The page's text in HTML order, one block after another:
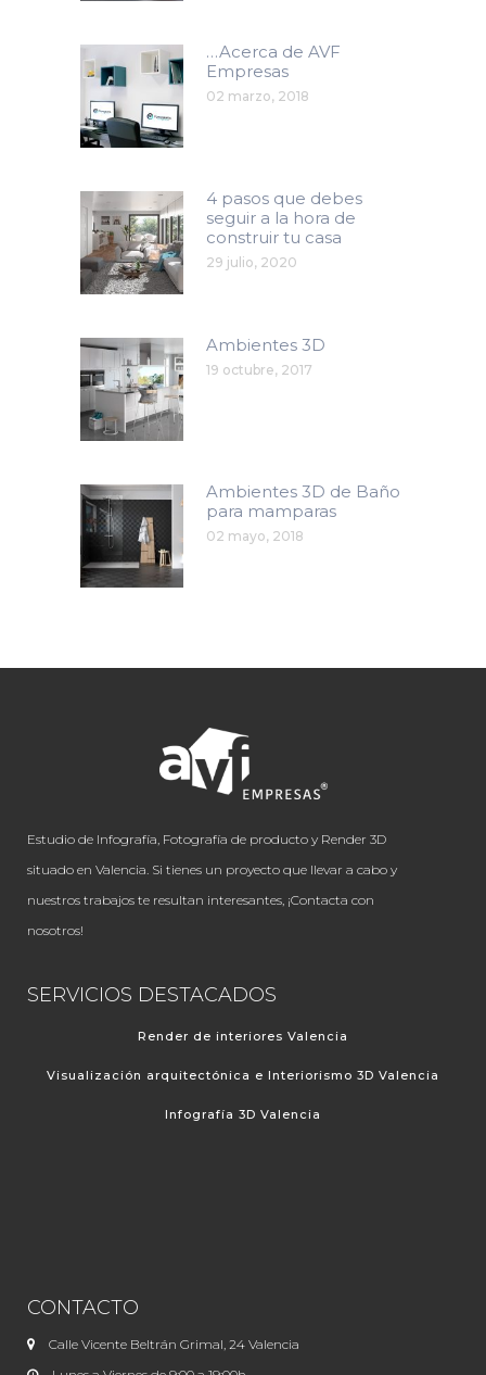
…Acerca de AVF
Empresas
02 marzo, 2018
4 pasos que debes
seguir a la hora de
construir tu casa
29 julio, 2020
Ambientes 3D
19 octubre, 2017
Ambientes 3D de Baño
para mamparas
02 mayo, 2018
Estudio de Infografía, Fotografía de producto y Render 3D
situado en Valencia. Si tienes un proyecto que llevar a cabo y
nuestros trabajos te resultan interesantes, ¡Contacta con
nosotros!
SERVICIOS DESTACADOS
Render de interiores Valencia
Visualización arquitectónica e Interiorismo 3D Valencia
Infografía 3D Valencia
CONTACTO
Calle Vicente Beltrán Grimal, 24 Valencia